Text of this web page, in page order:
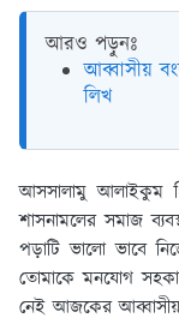
আরও পড়ুনঃ
আব্বাসীয়
লিখ
আসসালামু আলাইকুম
শাসনামলের সমাজ
পড়াটি ভালো ভাবে
তোমাকে মনযোগ
নেই আজকের আব্বাসীয়